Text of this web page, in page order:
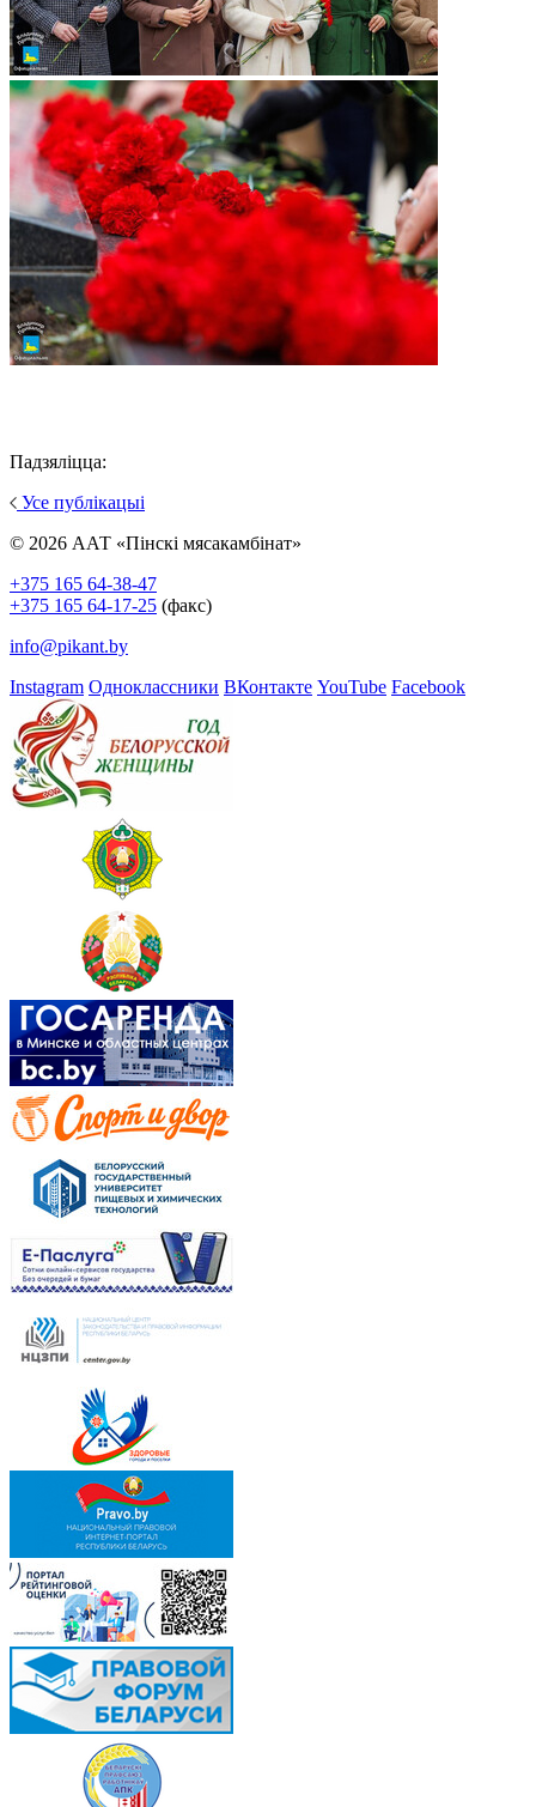
Падзяліцца:
Усе публікацыі
© 2026 ААТ «Пінскі мясакамбінат»
+375 165 64-38-47
+375 165 64-17-25 (факс)
info@pikant.by
Instagram Одноклассники ВКонтакте YouTube Facebook